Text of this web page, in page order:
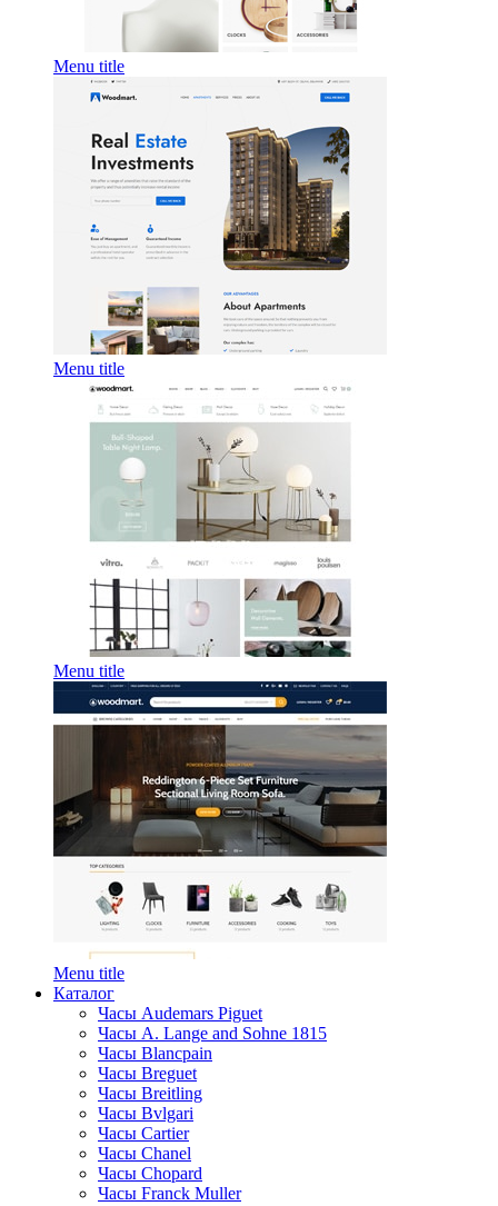
Menu title
Menu title
Menu title
Menu title
Каталог
Часы Audemars Piguet
Часы A. Lange and Sohne 1815
Часы Blancpain
Часы Breguet
Часы Breitling
Часы Bvlgari
Часы Cartier
Часы Chanel
Часы Chopard
Часы Franck Muller